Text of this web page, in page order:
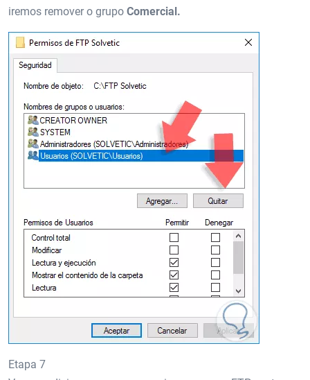
iremos remover o grupo Comercial.
Etapa 7